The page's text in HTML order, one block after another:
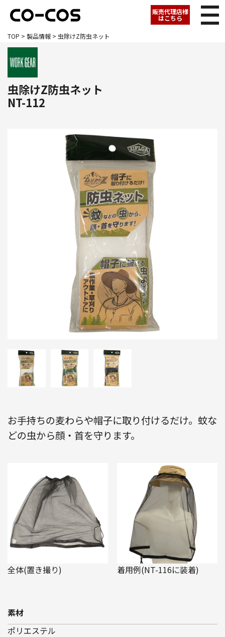
販売代理店様
はこちら
TOP > 製品情報 > 虫除けZ防虫ネット
虫除けZ防虫ネット
NT-112
お手持ちの麦わらや帽子に取り付けるだけ。蚊な
どの虫から顔・首を守ります。
全体(置き撮り) 着用例(NT-116に装着)
素材
ポリエステル